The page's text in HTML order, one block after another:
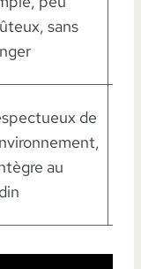
sans
de
au